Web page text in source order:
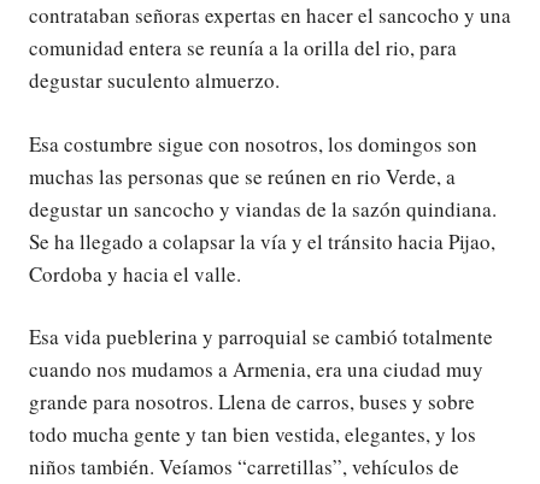
contrataban señoras expertas en hacer el sancocho y una
comunidad entera se reunía a la orilla del rio, para
degustar suculento almuerzo.
Esa costumbre sigue con nosotros, los domingos son
muchas las personas que se reúnen en rio Verde, a
degustar un sancocho y viandas de la sazón quindiana.
Se ha llegado a colapsar la vía y el tránsito hacia Pijao,
Cordoba y hacia el valle.
Esa vida pueblerina y parroquial se cambió totalmente
cuando nos mudamos a Armenia, era una ciudad muy
grande para nosotros. Llena de carros, buses y sobre
todo mucha gente y tan bien vestida, elegantes, y los
niños también. Veíamos “carretillas”, vehículos de